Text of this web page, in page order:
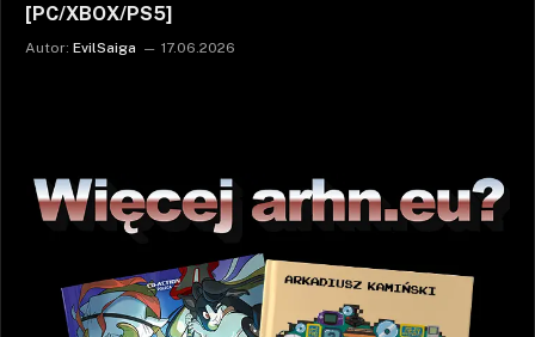
[PC/XBOX/PS5]
Autor: EvilSaiga 17.06.2026